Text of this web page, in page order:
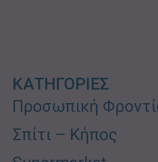
ΚΑΤΗΓΟΡΙΕΣ
Προσωπική
Σπίτι – Κήπος